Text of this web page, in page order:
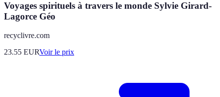
Voyages spirituels à travers le monde Sylvie Girard-
Lagorce Géo
recyclivre.com
23.55 EURVoir le prix